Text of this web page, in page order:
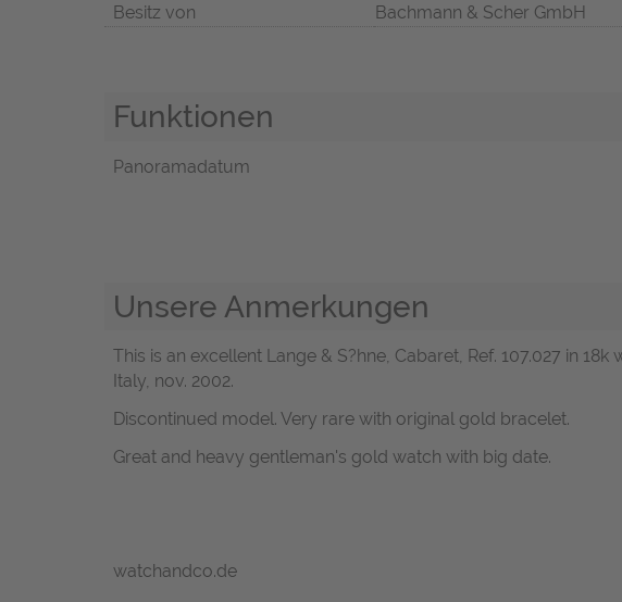
Besitz von
Bachmann & Scher GmbH
Funktionen
Panoramadatum
Unsere Anmerkungen
This is an excellent Lange & S?hne, Cabaret, Ref. 107.027 in
Italy, nov. 2002.
Discontinued model. Very rare with original gold bracelet.
Great and heavy gentleman's gold watch with big date.
watchandco.de